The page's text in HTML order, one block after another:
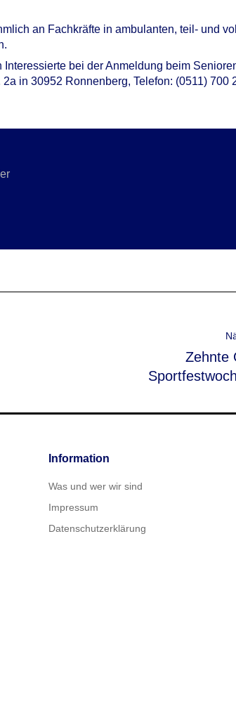
an Fachkräfte in ambulanten, teil- und
bei der Anmeldung beim
in 30952 Ronnenberg, Telefon: (0511) 700
Beitrag
Zehnte
Information
Was und wer wir sind
Impressum
Datenschutzerklärung